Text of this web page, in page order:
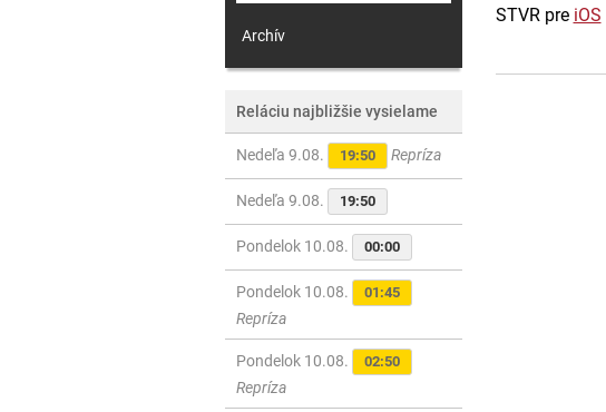
Archív
Reláciu najbližšie vysielame
Nedeľa 9.08. 19:50 Repríza
Nedeľa 9.08. 19:50
Pondelok 10.08. 00:00
Pondelok 10.08. 01:45
Repríza
Pondelok 10.08. 02:50
Repríza
STVR pre iOS